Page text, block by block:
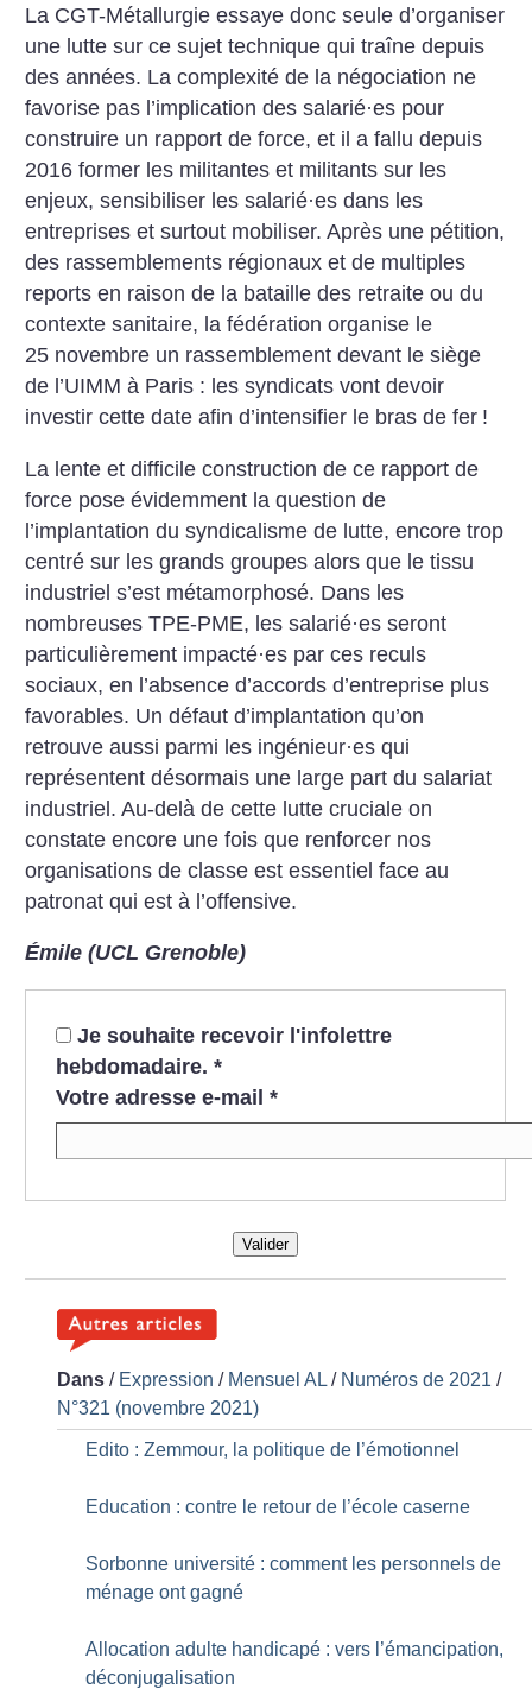
La CGT-Métallurgie essaye donc seule d’organiser
une lutte sur ce sujet technique qui traîne depuis
des années. La complexité de la négociation ne
favorise pas l’implication des salarié·es pour
construire un rapport de force, et il a fallu depuis
2016 former les militantes et militants sur les
enjeux, sensibiliser les salarié·es dans les
entreprises et surtout mobiliser. Après une pétition,
des rassemblements régionaux et de multiples
reports en raison de la bataille des retraite ou du
contexte sanitaire, la fédération organise le
25 novembre un rassemblement devant le siège
de l’UIMM à Paris : les syndicats vont devoir
investir cette date afin d’intensifier le bras de fer !
La lente et difficile construction de ce rapport de
force pose évidemment la question de
l’implantation du syndicalisme de lutte, encore trop
centré sur les grands groupes alors que le tissu
industriel s’est métamorphosé. Dans les
nombreuses TPE-PME, les salarié·es seront
particulièrement impacté·es par ces reculs
sociaux, en l’absence d’accords d’entreprise plus
favorables. Un défaut d’implantation qu’on
retrouve aussi parmi les ingénieur·es qui
représentent désormais une large part du salariat
industriel. Au-delà de cette lutte cruciale on
constate encore une fois que renforcer nos
organisations de classe est essentiel face au
patronat qui est à l’offensive.
Émile (UCL Grenoble)
Je souhaite recevoir l'infolettre
hebdomadaire. *
Votre adresse e-mail *
Valider
Dans / Expression / Mensuel AL / Numéros de 2021 /
N°321 (novembre 2021)
Edito : Zemmour, la politique de l’émotionnel
Education : contre le retour de l’école caserne
Sorbonne université : comment les personnels de
ménage ont gagné
Allocation adulte handicapé : vers l’émancipation,
déconjugalisation